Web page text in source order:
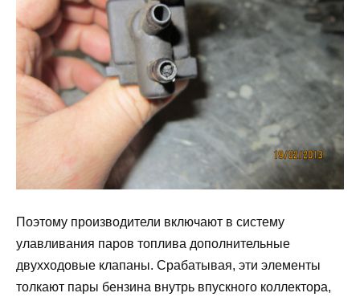
Поэтому производители включают в систему
улавливания паров топлива дополнительные
двухходовые клапаны. Срабатывая, эти элементы
толкают пары бензина внутрь впускного коллектора,